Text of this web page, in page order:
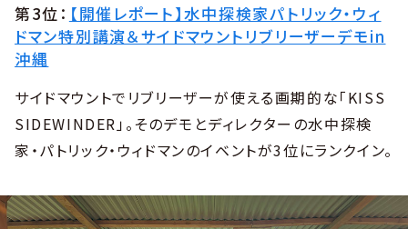
第3位： 【開催レポート】水中探検家パトリック・ウィ
ドマン特別講演＆サイドマウントリブリーザーデモin
沖縄
サイドマウントでリブリーザーが使える画期的な「KISS
SIDEWINDER」。そのデモとディレクターの水中探検
家・パトリック・ウィドマンのイベントが3位にランクイン。